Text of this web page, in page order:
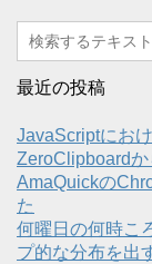
最近の投稿
JavaScriptにお
ZeroClipboard
AmaQuickの
た
何曜日の何時こ
プ的な分布を出